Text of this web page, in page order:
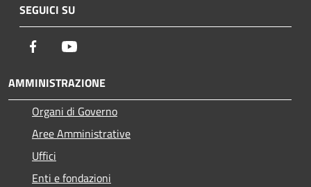
SEGUICI SU
Facebook
AMMINISTRAZIONE
Organi di Governo
Aree Amministrative
Uffici
Enti e fondazioni